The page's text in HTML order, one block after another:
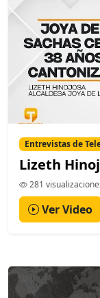
Entrevistas de
Lizeth
281
Ver Video